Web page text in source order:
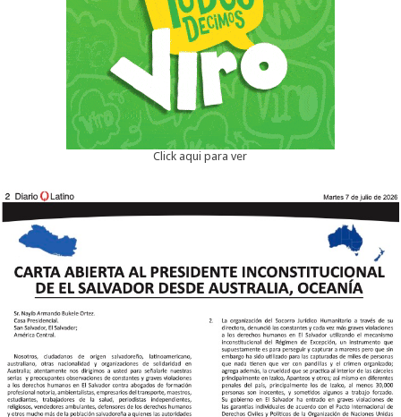
Click aqui para ver